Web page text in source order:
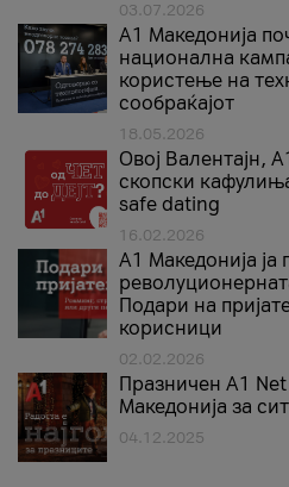
03.07.2026
A1 Македонија
национална
користење на
сообраќајот
18.05.2026
Овој Валентајн,
скопски
safe dating
16.02.2026
А1 Македонија ја
Подари на
корисници
02.02.2026
Празничен A1
Македонија за
04.12.2025